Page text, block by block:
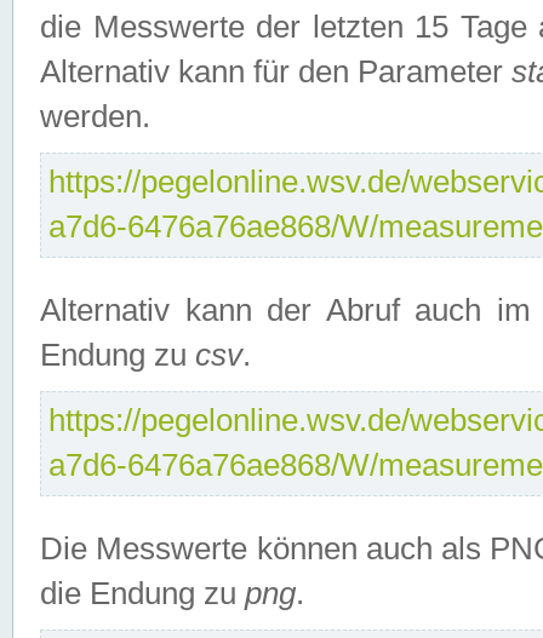
die Messwerte der letzten 15
Alternativ kann für den Parameter
werden.
https://pegelonline.wsv.de/
a7d6-6476a76ae868/W/
Alternativ kann der Abruf auch
Endung zu csv.
https://pegelonline.wsv.de/
a7d6-6476a76ae868/W/
Die Messwerte können auch als
die Endung zu png.